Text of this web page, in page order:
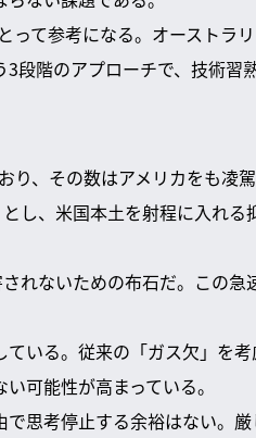
って参考になる。オーストラ
階のアプローチで、技術習
り、その数はアメリカをも凌
し、米国本土を射程に入れる
れないための布石だ。この急
いる。従来の「ガス欠」を
可能性が高まっている。
思考停止する余裕はない。